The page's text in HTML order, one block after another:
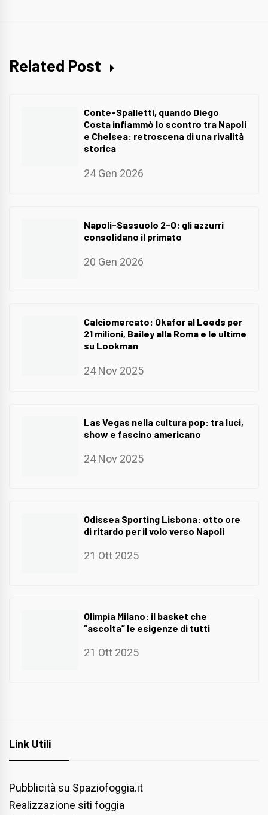
Related Post
Conte-Spalletti, quando Diego
Costa infiammò lo scontro tra Napoli
e Chelsea: retroscena di una rivalità
storica
24 Gen 2026
Napoli-Sassuolo 2-0: gli azzurri
consolidano il primato
20 Gen 2026
Calciomercato: Okafor al Leeds per
21 milioni, Bailey alla Roma e le ultime
su Lookman
24 Nov 2025
Las Vegas nella cultura pop: tra luci,
show e fascino americano
24 Nov 2025
Odissea Sporting Lisbona: otto ore
di ritardo per il volo verso Napoli
21 Ott 2025
Olimpia Milano: il basket che
“ascolta” le esigenze di tutti
21 Ott 2025
Link Utili
Pubblicità su Spaziofoggia.it
Realizzazione siti foggia